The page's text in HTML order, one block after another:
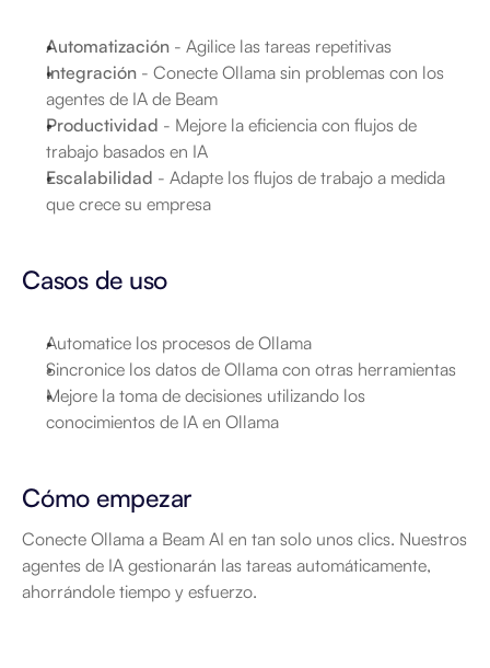
Automatización - Agilice las tareas repetitivas
Integración - Conecte Ollama sin problemas con los
agentes de IA de Beam
Productividad - Mejore la eficiencia con flujos de
trabajo basados en IA
Escalabilidad - Adapte los flujos de trabajo a medida
que crece su empresa
Casos de uso
Automatice los procesos de Ollama
Sincronice los datos de Ollama con otras herramientas
Mejore la toma de decisiones utilizando los
conocimientos de IA en Ollama
Cómo empezar
Conecte Ollama a Beam AI en tan solo unos clics. Nuestros
agentes de IA gestionarán las tareas automáticamente,
ahorrándole tiempo y esfuerzo.